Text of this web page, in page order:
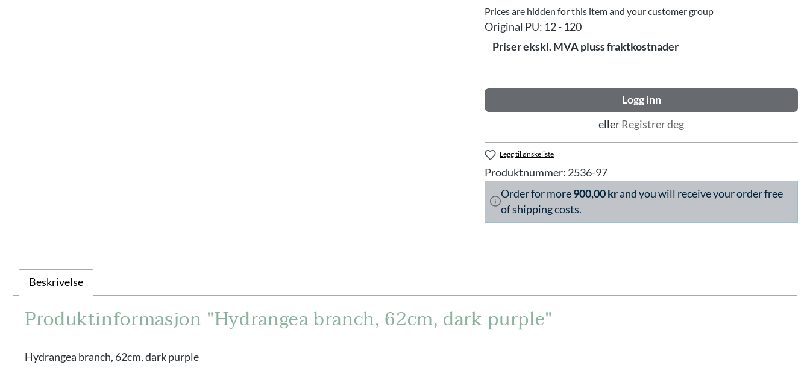
Prices are hidden for this item and your customer group
Original PU: 12 - 120
Priser ekskl. MVA pluss fraktkostnader
Logg inn
ellerRegistrer deg
Legg til ønskeliste
Produktnummer: 2536-97
Order for more900,00 krand you will receive your order free
of shipping costs.
Beskrivelse
Produktinformasjon "Hydrangea branch, 62cm, dark purple"
Hydrangea branch, 62cm, dark purple